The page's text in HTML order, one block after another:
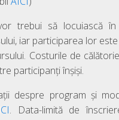
trebui să locuiască
iar participarea lor
Costurile de
participanți înșiși.
despre program și
. Data-limită de